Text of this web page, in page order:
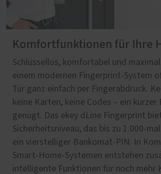
Komfortfunktionen für Ihre
Schlüssellos, komfortabel und
einem modernen Fingerprint-System
Tür ganz einfach per Fingerabdruck.
keine Karten, keine Codes – ein kurzer
genügt. Das ekey dLine Fingerprint
Sicherheitsniveau, das bis zu 1.000-
ein vierstelliger Bankomat-PIN. In
Smart-Home-Systemen entstehen
intelligente Funktionen für noch mehr